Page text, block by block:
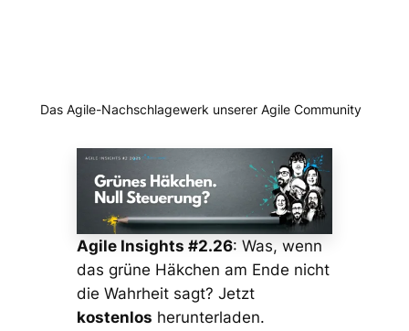
Das Agile-Nachschlagewerk unserer Agile Community
Agile Insights #2.26: Was, wenn
das grüne Häkchen am Ende nicht
die Wahrheit sagt? Jetzt
kostenlos herunterladen.